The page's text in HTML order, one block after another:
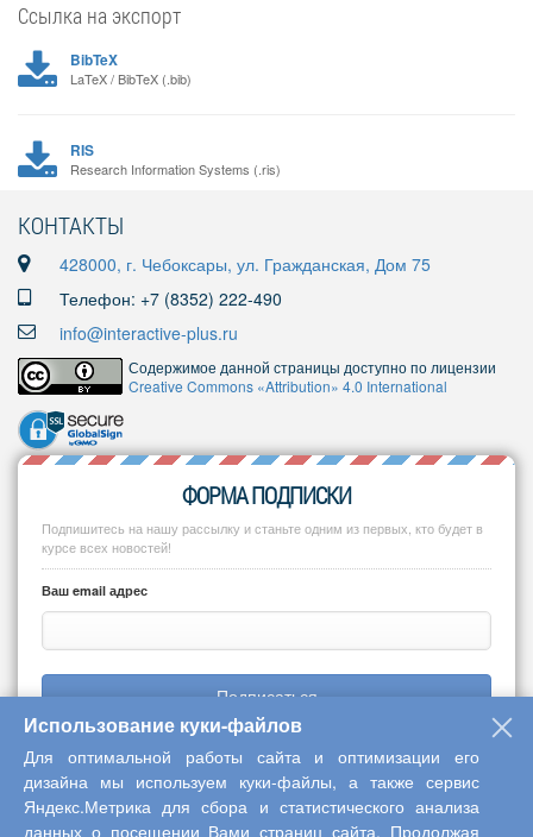
Ссылка на экспорт
BibTeX
LaTeX / BibTeX (.bib)
RIS
Research Information Systems (.ris)
КОНТАКТЫ
428000, г. Чебоксары, ул. Гражданская, Дом 75
Телефон: +7 (8352) 222-490
info@interactive-plus.ru
Содержимое данной страницы доступно по лицензии
Creative Commons «Attribution» 4.0 International
ФОРМА ПОДПИСКИ
Подпишитесь на нашу рассылку и станьте одним из первых, кто будет в
курсе всех новостей!
Ваш email адрес
Подписаться
Copyright © 2013-2026 Центр научного сотрудничества «Интерактив
Использование куки-файлов
Для оптимальной работы сайта и оптимизации его
дизайна мы используем куки-файлы, а также сервис
Яндекс.Метрика для сбора и статистического анализа
данных о посещении Вами страниц сайта. Продолжая